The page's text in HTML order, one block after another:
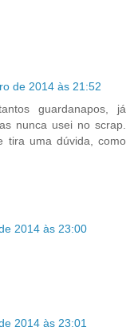
de 2014 às 21:52
guardanapos, já
nunca usei no scrap.
tira uma dúvida, como
2014 às 23:00
2014 às 23:01